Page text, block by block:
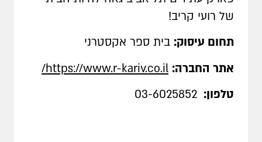
של רועי קריב!
תחום עיסוק: בית ספר אקסטרני
אתר החברה: https://www.r-kariv.co.il/
טלפון: